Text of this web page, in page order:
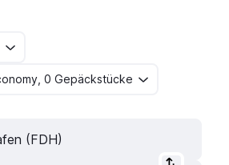
0 Gepäckstücke
(FDH)